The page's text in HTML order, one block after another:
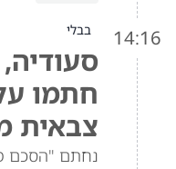
14:16 בבלי
חתמו
צבאית
נחתם "הסכם